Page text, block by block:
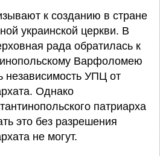
к созданию в стране
украинской церкви. В
рада обратилась к
Варфоломею
независимость УПЦ от
Однако
патриарха
это без разрешения
не могут.